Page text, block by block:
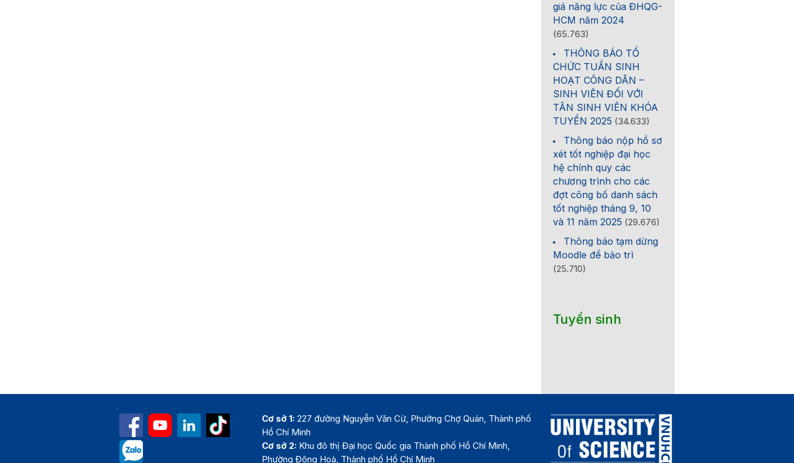
giá năng lực của ĐHQG-
HCM năm 2024
(65.763)
THÔNG BÁO TỔ
CHỨC TUẦN SINH
HOẠT CÔNG DÂN –
SINH VIÊN ĐỐI VỚI
TÂN SINH VIÊN KHÓA
TUYỂN 2025 (34.633)
Thông báo nộp hồ sơ
xét tốt nghiệp đại học
hệ chính quy các
chương trình cho các
đợt công bố danh sách
tốt nghiệp tháng 9, 10
và 11 năm 2025 (29.676)
Thông báo tạm dừng
Moodle để bảo trì
(25.710)
Tuyển sinh
Cơ sở 1: 227 đường Nguyễn Văn Cừ, Phường Chợ Quán, Thành phố
Hồ Chí Minh
Cơ sở 2: Khu đô thị Đại học Quốc gia Thành phố Hồ Chí Minh,
Phường Đông Hoà, Thành phố Hồ Chí Minh